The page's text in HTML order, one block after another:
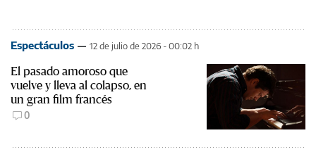
Espectáculos 12 de julio de 2026 - 00:02 h
El pasado amoroso que
vuelve y lleva al colapso, en
un gran film francés
0